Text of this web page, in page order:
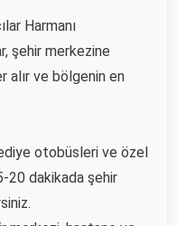
Harmanı
şehir merkezine
alır ve bölgenin en
otobüsleri ve özel
20 dakikada şehir